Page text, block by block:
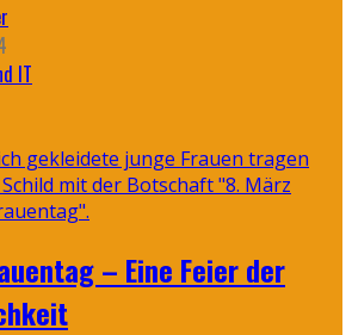
IT
– Eine Feier der